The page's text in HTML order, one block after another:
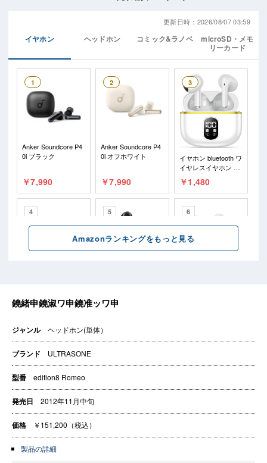
ジャンル ヘッドホン(単体）
ブランド ULTRASONE
型番 edition8 Romeo
発売日 2012年11月中旬
価格 ￥151,200（税込）
製品の詳細